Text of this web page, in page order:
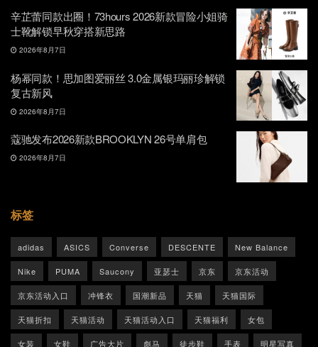
辛芷蕾同款出圈！73hours 2026新款冒险小姐骑
士靴解锁早秋穿搭新思路
2026年8月7日
杨幂同款！思加图爱丽丝 3.0金属银玛丽珍解锁
复古新风
2026年8月7日
蔻驰发布2026新款BROOKLYN 26号单肩包
2026年8月7日
标签
adidas ASICS Converse DESCENTE New Balance
Nike PUMA Saucony 亚瑟士 京东 京东活动
京东活动入口 冲锋衣 国潮新品 天猫 天猫国际
天猫折扣 天猫活动 天猫活动入口 天猫福利 女包
女装 女鞋 广告大片 彪马 徒步鞋 手表 明星写真